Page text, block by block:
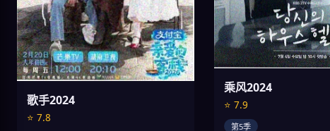
歌手2024
⭐ 7.8
乘风2024
⭐ 7.9
第5季